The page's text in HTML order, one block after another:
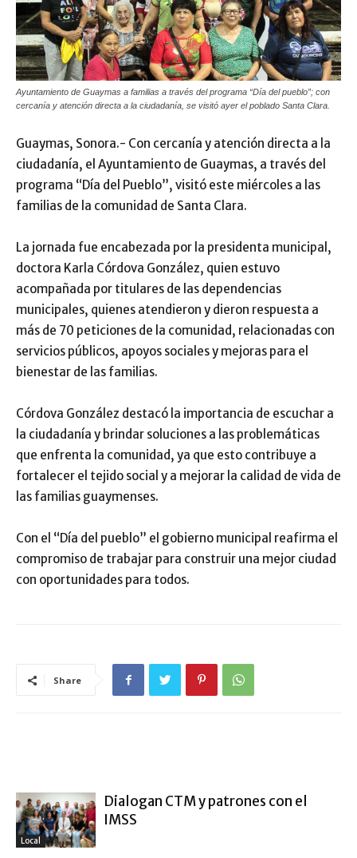
Ayuntamiento de Guaymas a familias a través del programa “Día del pueblo”; con
cercanía y atención directa a la ciudadanía, se visitó ayer el poblado Santa Clara.
Guaymas, Sonora.- Con cercanía y atención directa a la
ciudadanía, el Ayuntamiento de Guaymas, a través del
programa “Día del Pueblo”, visitó este miércoles a las
familias de la comunidad de Santa Clara.
La jornada fue encabezada por la presidenta municipal,
doctora Karla Córdova González, quien estuvo
acompañada por titulares de las dependencias
municipales, quienes atendieron y dieron respuesta a
más de 70 peticiones de la comunidad, relacionadas con
servicios públicos, apoyos sociales y mejoras para el
bienestar de las familias.
Córdova González destacó la importancia de escuchar a
la ciudadanía y brindar soluciones a las problemáticas
que enfrenta la comunidad, ya que esto contribuye a
fortalecer el tejido social y a mejorar la calidad de vida de
las familias guaymenses.
Con el “Día del pueblo” el gobierno municipal reafirma el
compromiso de trabajar para construir una mejor ciudad
con oportunidades para todos.
Share
Local
Dialogan CTM y patrones con el
IMSS